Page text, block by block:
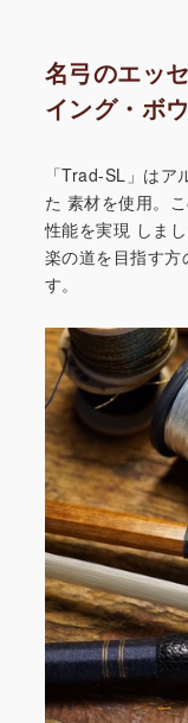
名弓のエッ
イング・ボウ
「Trad-SL」は
た 素材を使用。
性能を実現 しま
楽の道を目指す方
す。